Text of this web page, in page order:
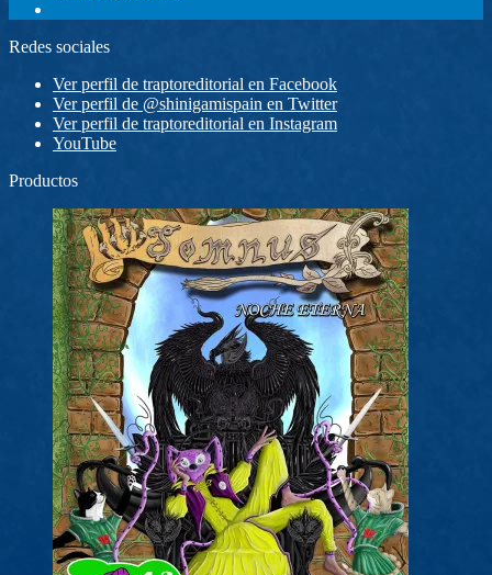
Redes sociales
Ver perfil de traptoreditorial en Facebook
Ver perfil de @shinigamispain en Twitter
Ver perfil de traptoreditorial en Instagram
YouTube
Productos